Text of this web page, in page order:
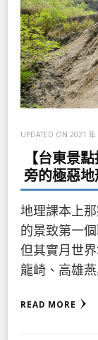
UPDATED ON 2021 年
【台東景
旁的極惡地
地理課本上
的景致第一
但其實月世
龍崎、高雄
READ MORE